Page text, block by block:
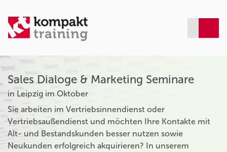
Sales Dialoge & Marketing Seminare
in Leipzig im Oktober
Sie arbeiten im Vertriebsinnendienst oder
Vertriebsaußendienst und möchten Ihre Kontakte mit
Alt- und Bestandskunden besser nutzen sowie
Neukunden erfolgreich akquirieren? In unserem